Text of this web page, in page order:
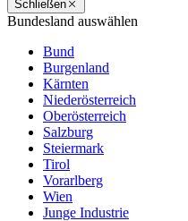
Schließen
Bundesland auswählen
Bund
Burgenland
Kärnten
Niederösterreich
Oberösterreich
Salzburg
Steiermark
Tirol
Vorarlberg
Wien
Junge Industrie